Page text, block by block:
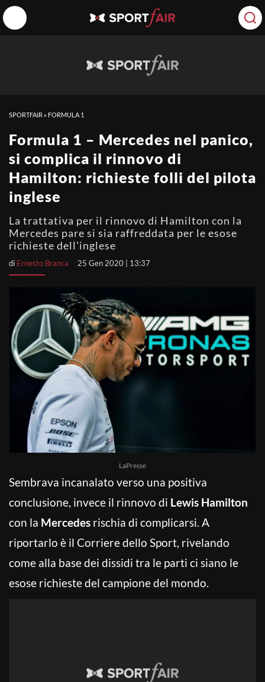
SPORTFAIR » FORMULA 1
Formula 1 – Mercedes nel panico,
si complica il rinnovo di
Hamilton: richieste folli del pilota
inglese
La trattativa per il rinnovo di Hamilton con la
Mercedes pare si sia raffreddata per le esose
richieste dell'inglese
di Ernesto Branca 25 Gen 2020 | 13:37
LaPresse
Sembrava incanalato verso una positiva
conclusione, invece il rinnovo di Lewis Hamilton
con la Mercedes rischia di complicarsi. A
riportarlo è il Corriere dello Sport, rivelando
come alla base dei dissidi tra le parti ci siano le
esose richieste del campione del mondo.